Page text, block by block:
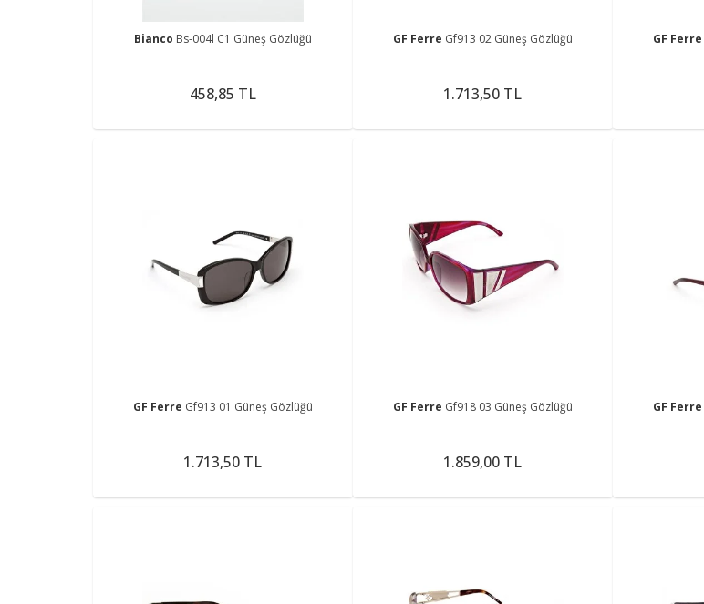
Bianco Bs-004l C1 Güneş Gözlüğü
458,85 TL
GF Ferre Gf913 02 Güneş Gözlüğü
1.713,50 TL
GF Ferre
GF Ferre Gf913 01 Güneş Gözlüğü
1.713,50 TL
GF Ferre Gf918 03 Güneş Gözlüğü
1.859,00 TL
GF Ferre